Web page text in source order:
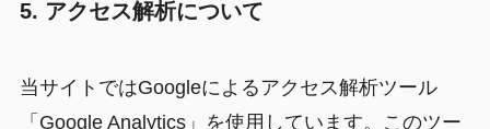
5. アクセス解析について
当サイトではGoogleによるアクセス解析ツール
「Google Analytics」を使用しています。このツー